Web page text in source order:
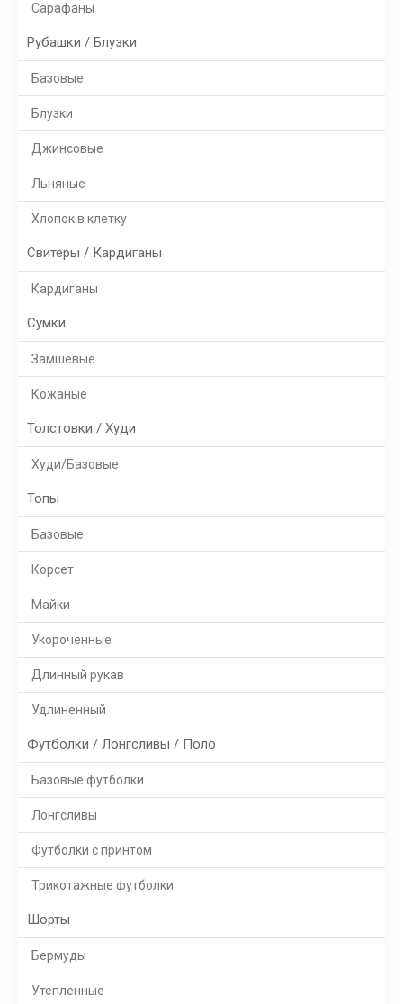
Сарафаны
Рубашки / Блузки
Базовые
Блузки
Джинсовые
Льняные
Хлопок в клетку
Свитеры / Кардиганы
Кардиганы
Сумки
Замшевые
Кожаные
Толстовки / Худи
Худи/Базовые
Топы
Базовые
Корсет
Майки
Укороченные
Длинный рукав
Удлиненный
Футболки / Лонгсливы / Поло
Базовые футболки
Лонгсливы
Футболки с принтом
Трикотажные футболки
Шорты
Бермуды
Утепленные